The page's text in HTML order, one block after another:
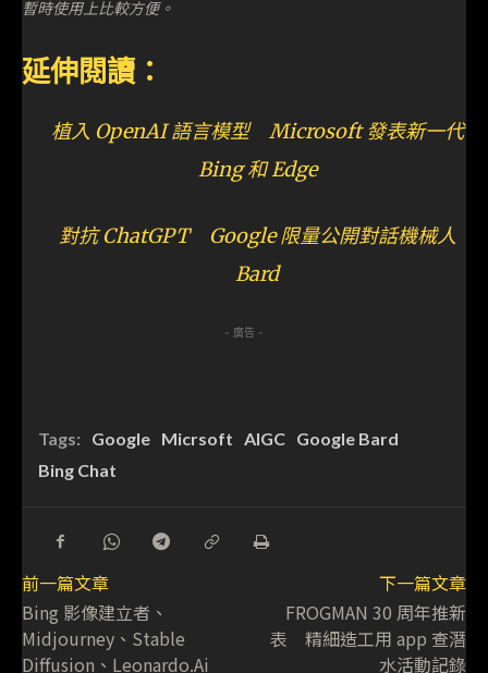
暫時使用上比較方便。
延伸閱讀：
植入 OpenAI 語言模型 Microsoft 發表新一代
Bing 和 Edge
對抗 ChatGPT Google 限量公開對話機械人
Bard
- 廣告 -
Tags: Google Micrsoft AIGC Google Bard
Bing Chat
前一篇文章
Bing 影像建立者、
Midjourney、Stable
Diffusion、Leonardo.Ai
下一篇文章
FROGMAN 30 周年推新
表 精細造工用 app 查潛
水活動記錄